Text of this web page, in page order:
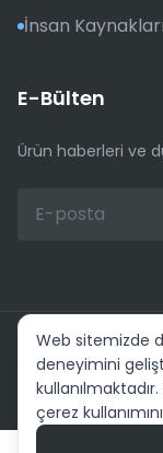
Web sitemizde
deneyimini
çerez
İnsan Kaynakları
E-Bülten
Ürün haberleri ve
© ELSİ Güç
Saklıdır